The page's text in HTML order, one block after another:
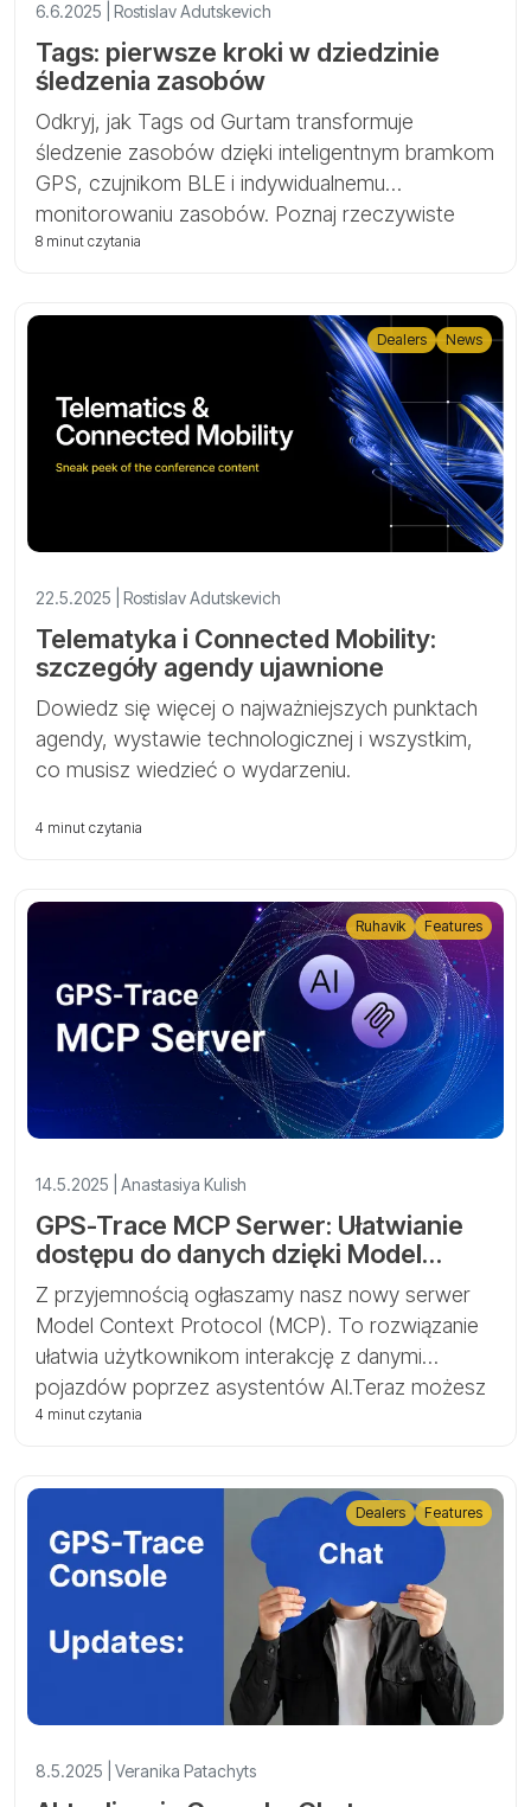
6.6.2025 | Rostislav Adutskevich
Tags: pierwsze kroki w dziedzinie
śledzenia zasobów
Odkryj, jak Tags od Gurtam transformuje
śledzenie zasobów dzięki inteligentnym bramkom
GPS, czujnikom BLE i indywidualnemu
monitorowaniu zasobów. Poznaj rzeczywiste
przypadki użycia, raporty oparte na zdarzeniach i
8 minut czytania
22.5.2025 | Rostislav Adutskevich
Telematyka i Connected Mobility:
szczegóły agendy ujawnione
Dowiedz się więcej o najważniejszych punktach
agendy, wystawie technologicznej i wszystkim,
co musisz wiedzieć o wydarzeniu.
Dealers News
4 minut czytania
14.5.2025 | Anastasiya Kulish
GPS-Trace MCP Serwer: Ułatwianie
dostępu do danych dzięki Model
Context Protocol
Z przyjemnością ogłaszamy nasz nowy serwer
Model Context Protocol (MCP). To rozwiązanie
ułatwia użytkownikom interakcję z danymi
pojazdów poprzez asystentów AI.Teraz możesz
uzyskać dostęp do informacji o swoim koncie,
Ruhavik Features
4 minut czytania
8.5.2025 | Veranika Patachyts
Dealers Features